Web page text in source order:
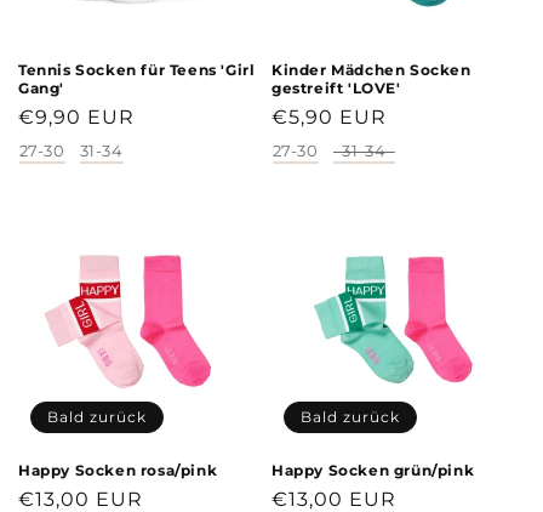
Tennis Socken für Teens 'Girl
Gang'
Normaler
Preis
€9,90 EUR
Größe
27-30 31-34
Kinder Mädchen Socken
gestreift 'LOVE'
Normaler
Preis
€5,90 EUR
Größe
27-30 31-34
Bald zurück
Happy Socken rosa/pink
Normaler
€13,00 EUR
Bald zurück
Happy Socken grün/pink
Normaler
€13,00 EUR